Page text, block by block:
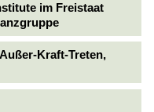
im Freistaat
Kraft-Treten,